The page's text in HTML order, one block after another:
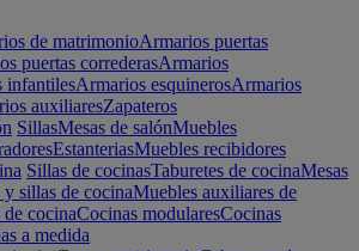
de matrimonioArmarios puertas
puertas correderasArmarios
infantilesArmarios esquinerosArmarios
auxiliaresZapateros
SillasMesas de salónMuebles
EstanteriasMuebles recibidores
Sillas de cocinasTaburetes de cocinaMesas
y sillas de cocinaMuebles auxiliares de
cocinaCocinas modularesCocinas
a medida